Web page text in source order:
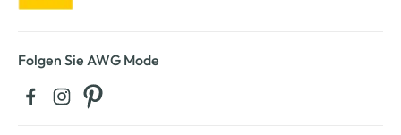
Folgen Sie AWG Mode